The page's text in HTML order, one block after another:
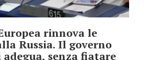
rinnova le
Russia. Il governo
senza fiatare